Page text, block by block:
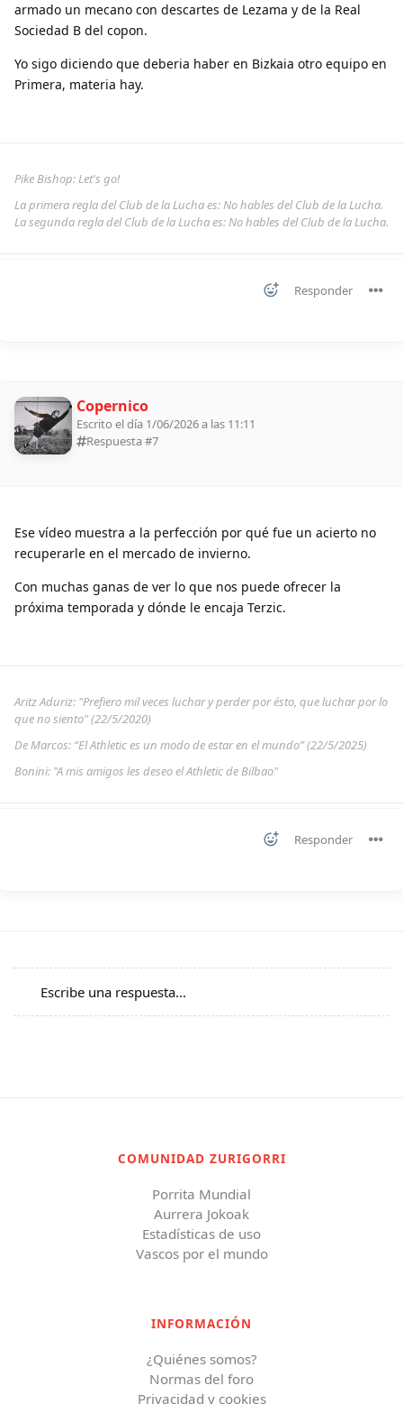
armado un mecano con descartes de Lezama y de la Real
Sociedad B del copon.
Yo sigo diciendo que deberia haber en Bizkaia otro equipo en
Primera, materia hay.
Pike Bishop: Let's go!
La primera regla del Club de la Lucha es: No hables del Club de la Lucha.
La segunda regla del Club de la Lucha es: No hables del Club de la Lucha.
Responder
Copernico
Escrito el día 1/06/2026 a las 11:11
Respuesta #7
Ese vídeo muestra a la perfección por qué fue un acierto no
recuperarle en el mercado de invierno.
Con muchas ganas de ver lo que nos puede ofrecer la
próxima temporada y dónde le encaja Terzic.
Aritz Aduriz: "Prefiero mil veces luchar y perder por ésto, que luchar por lo
que no siento" (22/5/2020)
De Marcos: “El Athletic es un modo de estar en el mundo” (22/5/2025)
Bonini: "A mis amigos les deseo el Athletic de Bilbao"
Responder
Escribe una respuesta...
COMUNIDAD ZURIGORRI
Porrita Mundial
Aurrera Jokoak
Estadísticas de uso
Vascos por el mundo
INFORMACIÓN
¿Quiénes somos?
Normas del foro
Privacidad y cookies